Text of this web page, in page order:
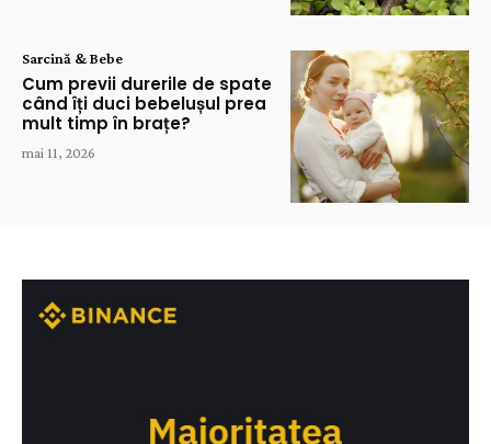
Sarcină & Bebe
Cum previi durerile de spate
când îți duci bebelușul prea
mult timp în brațe?
mai 11, 2026